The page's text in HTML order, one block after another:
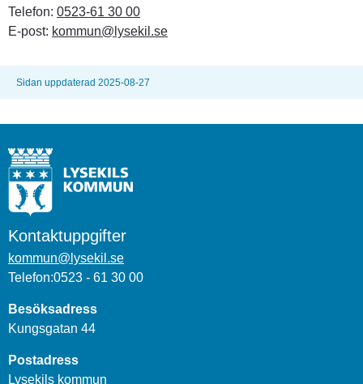
Telefon: 0523-61 30 00
E-post: kommun@lysekil.se
Sidan uppdaterad 2025-08-27
Kontaktuppgifter
kommun@lysekil.se
Telefon:0523 - 61 30 00
Besöksadress
Kungsgatan 44
Postadress
Lysekils kommun